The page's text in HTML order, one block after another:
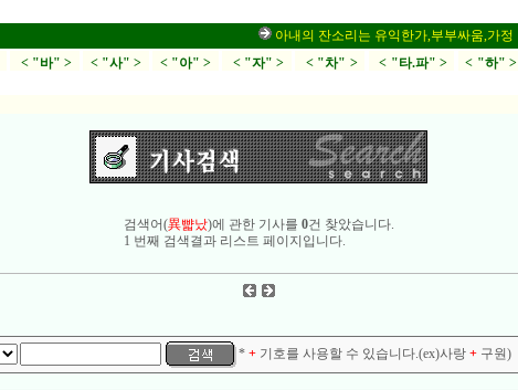
아내의 잔소리는 유익한가,부부싸움,가정
< "바" > < "사" > < "아" > < "자" > < "차" > < "타.파" > < "하" >
검색어(異뺣났)에 관한 기사를 0건 찾았습니다.
1 번째 검색결과 리스트 페이지입니다.
* + 기호를 사용할 수 있습니다.(ex)사랑 + 구원)